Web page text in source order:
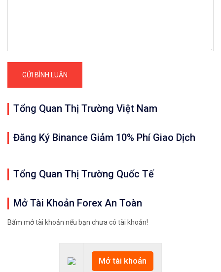
Tổng Quan Thị Trường Việt Nam
Đăng Ký Binance Giảm 10% Phí Giao Dịch
Tổng Quan Thị Trường Quốc Tế
Mở Tài Khoản Forex An Toàn
Bấm mở tài khoản nếu bạn chưa có tài khoản!
Mở tài khoản